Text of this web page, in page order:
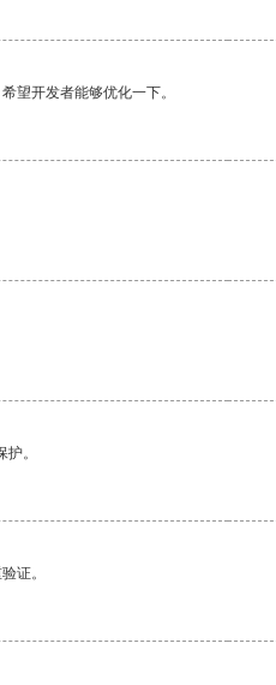
望开发者能够优化一下。
。
证。